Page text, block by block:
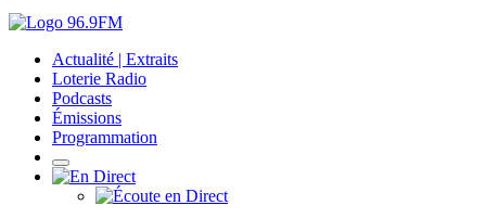
Actualité | Extraits
Loterie Radio
Podcasts
Émissions
Programmation